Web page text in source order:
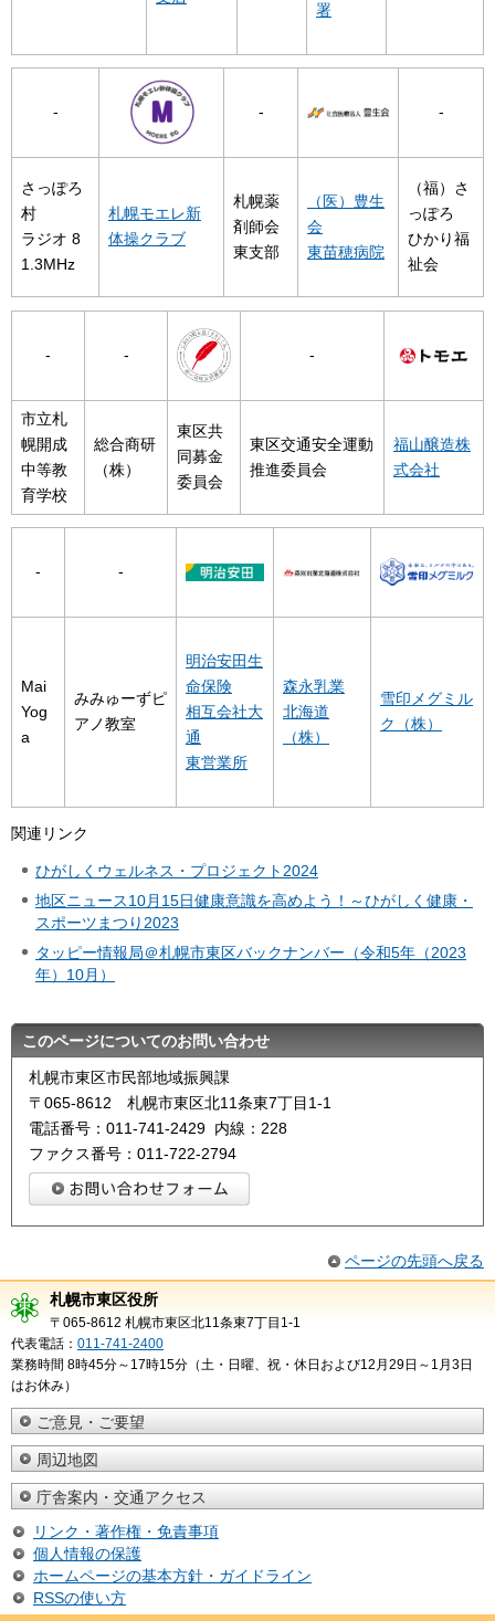
署
- - -
さっぽろ
村
ラジオ 8
1.3MHz
札幌モエレ新
体操クラブ
札幌薬
剤師会
東支部
（医）豊生
会
東苗穂病院
（福）さ
っぽろ
ひかり福
祉会
- - -
市立札
幌開成
中等教
育学校
総合商研
（株）
東区共
同募金
委員会
東区交通安全運動
推進委員会
福山醸造株
式会社
- -
Mai
Yog
a
みみゅーずピ
アノ教室
明治安田生
命保険
相互会社大
通
東営業所
森永乳業
北海道
（株）
雪印メグミル
ク（株）
関連リンク
ひがしくウェルネス・プロジェクト2024
地区ニュース10月15日健康意識を高めよう！～ひがしく健康・
スポーツまつり2023
タッピー情報局＠札幌市東区バックナンバー（令和5年（2023
年）10月）
このページについてのお問い合わせ
札幌市東区市民部地域振興課
〒065-8612 札幌市東区北11条東7丁目1-1
電話番号：011-741-2429 内線：228
ファクス番号：011-722-2794
ページの先頭へ戻る
札幌市東区役所
〒065-8612 札幌市東区北11条東7丁目1-1
代表電話： 011-741-2400
業務時間 8時45分～17時15分（土・日曜、祝・休日および12月29日～1月3日
はお休み）
ご意見・ご要望
周辺地図
庁舎案内・交通アクセス
リンク・著作権・免責事項
個人情報の保護
ホームページの基本方針・ガイドライン
RSSの使い方